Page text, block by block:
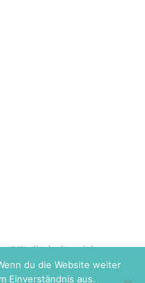
Mitgliederbereich
du die Website weiter
Einverständnis aus.